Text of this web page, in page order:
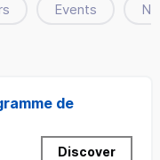
Events
de
Discover